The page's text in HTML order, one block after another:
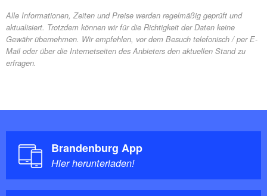
dem „Szechuan Bottom“, einem Shake aus Kefir mit
Avocado und Mango. Noch nahrhafter sind Speisen
wie ausgefallenes Müsli, beispielsweise als Wildreis-
Bulgurmüsli mit getrockneten Aprikosen, Cranberrys
nahrhaft zugleich ist das frisch gemixte Trinkmüsli aus
Teilnehmer:25 - 100
Alle Informationen, Zeiten und Preise werden regelmäßig geprüft und
aktualisiert. Trotzdem können wir für die Richtigkeit der Daten keine
Gewähr übernehmen. Wir empfehlen, vor dem Besuch telefonisch / per E-
Mail oder über die Internetseiten des Anbieters den aktuellen Stand zu
erfragen.
Brandenburg App
Hier herunterladen!